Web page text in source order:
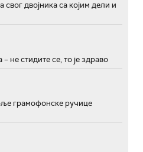
двојника са којим дели и
не стидите се, то је здраво
грамофонске ручице